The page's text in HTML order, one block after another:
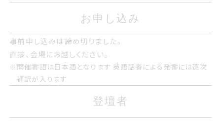
お申し込み
お申し込み
事前申し込みは締め切りました
直接 会場にお越しください
事前申し込みは締め切りました。
直接、会場にお越しください。
※ 開催言語は日本語となります 英語話者による発言には逐次
通訳が入ります
開催言語は日本語となります 英語話者による発言には逐次
通訳が入ります
登壇者
登壇者